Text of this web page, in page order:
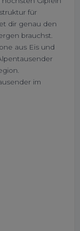
für
dir genau den
brauchst.
aus Eis und
im